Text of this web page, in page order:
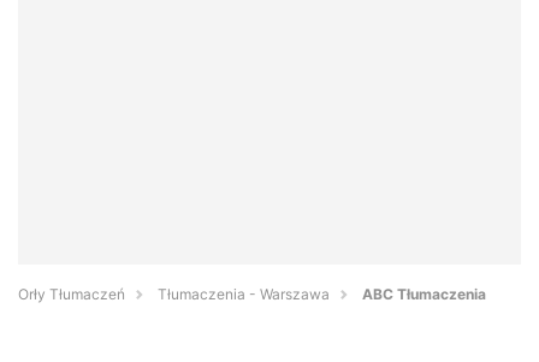
Orły Tłumaczeń Tłumaczenia - Warszawa ABC Tłumaczenia